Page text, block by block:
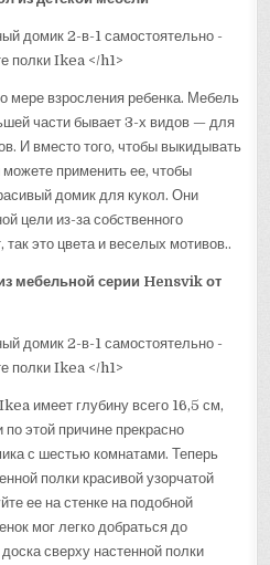
мере взросления ребенка. Мебель
части бывает 3-х видов — для
И вместо того, чтобы выкидывать
применить ее, чтобы
домик для кукол. Они
цели из-за собственного
это цвета и веселых мотивов..
мебельной серии Hensvik от
имеет глубину всего 16,5 см,
этой причине прекрасно
с шестью комнатами. Теперь
полки красивой узорчатой
ее на стенке на подобной
мог легко добраться до
сверху настенной полки